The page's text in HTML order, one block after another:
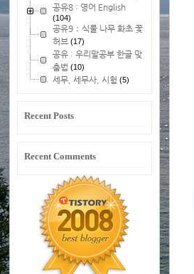
공유8 : 영어 English
(104)
공유9：식물 나무 화초 꽃
허브 (17)
공유 : 우리말공부 한글 맞
춤법 (10)
세무, 세무사, 시험 (5)
Recent Posts
Recent Comments